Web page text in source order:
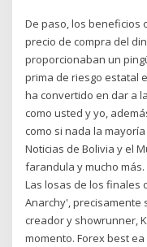
De paso, los beneficios
precio de compra del
proporcionaban un
prima de riesgo estatal
ha convertido en dar a
como usted y yo,
como si nada la
Noticias de Bolivia y el
farandula y mucho
Las losas de los finales
Anarchy', precisamente
creador y showrunner,
momento. Forex best